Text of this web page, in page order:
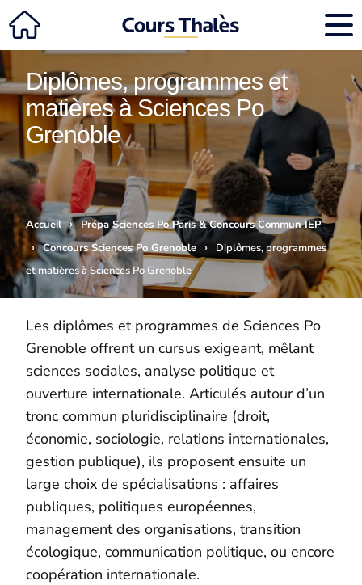
Diplômes, programmes et
matières à Sciences Po
Grenoble
Accueil › Prépa Sciences Po Paris & Concours Commun IEP
› Concours Sciences Po Grenoble ›
Diplômes, programmes
et matières à Sciences Po Grenoble
Les diplômes et programmes de Sciences Po
Grenoble offrent un cursus exigeant, mêlant
sciences sociales, analyse politique et
ouverture internationale. Articulés autour d’un
tronc commun pluridisciplinaire (droit,
économie, sociologie, relations internationales,
gestion publique), ils proposent ensuite un
large choix de spécialisations : affaires
publiques, politiques européennes,
management des organisations, transition
écologique, communication politique, ou encore
coopération internationale.